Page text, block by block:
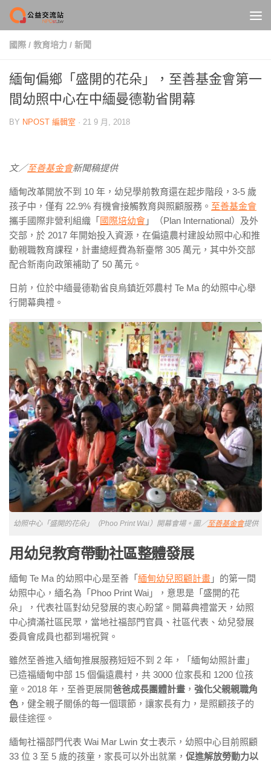
Skip to content
國際 / 教育培力 / 新聞
緬甸偏鄉「盛開的花朵」，至善基金會第一
間幼照中心在中緬曼德勒省開幕
BY NPOST 編輯室 · 21 9 月, 2018
文／至善基金會新聞稿提供
緬甸改革開放不到 10 年，幼兒學前教育還在起步階段，3-5 歲
孩子中，僅有 22.9% 有機會接觸教育與照顧服務。 至善基金會
攜手國際非營利組織「 國際培幼會 」（Plan International）及外
交部，於 2017 年開始投入資源，在偏遠農村建設幼照中心和推
動親職教育課程，計畫總經費為新臺幣 305 萬元，其中外交部
配合新南向政策補助了 50 萬元。
日前，位於中緬曼德勒省良烏鎮近郊農村 Te Ma 的幼照中心舉
行開幕典禮。
幼照中心「盛開的花朵」（Phoo Print Wai）開幕會場。圖／至善基金會提供
用幼兒教育帶動社區整體發展
緬甸 Te Ma 的幼照中心是至善「 緬甸幼兒照顧計畫 」的第一間
幼照中心，緬名為「Phoo Print Wai」，意思是「盛開的花
朵」，代表社區對幼兒發展的衷心盼望。開幕典禮當天，幼照
中心擠滿社區民眾，當地社福部門官員、社區代表、幼兒發展
委員會成員也都到場祝賀。
雖然至善進入緬甸推展服務短短不到 2 年，「緬甸幼照計畫」
已造福緬甸中部 15 個偏遠農村，共 3000 位家長和 1200 位孩
童。2018 年，至善更展開爸爸成長團體計畫 ， 強化父親親職角
色 ，健全親子關係的每一個環節，讓家長有力，是照顧孩子的
最佳途徑。
緬甸社福部門代表 Wai Mar Lwin 女士表示，幼照中心目前照顧
33 位 3 至 5 歲的孩童，家長可以外出就業， 促進解放勞動力以